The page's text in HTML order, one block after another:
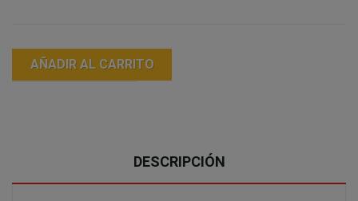
AÑADIR AL CARRITO
DESCRIPCIÓN